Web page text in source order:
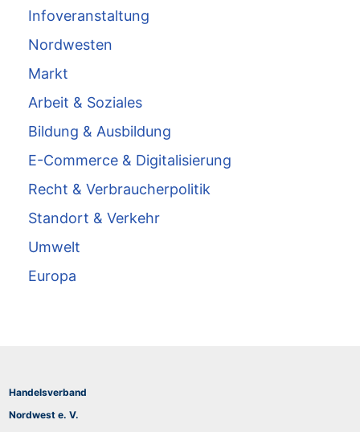
Infoveranstaltung
Nordwesten
Markt
Arbeit & Soziales
Bildung & Ausbildung
E-Commerce & Digitalisierung
Recht & Verbraucherpolitik
Standort & Verkehr
Umwelt
Europa
Handelsverband
Nordwest e. V.